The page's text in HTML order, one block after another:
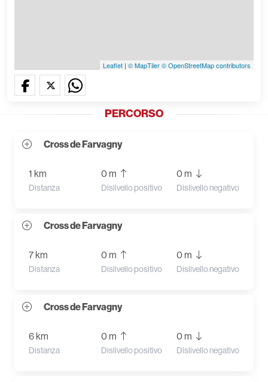
Leaflet | © MapTiler© OpenStreetMap contributors
PERCORSO
Cross de Farvagny
1 km
Distanza
0 m
Dislivello positivo
0 m
Dislivello negativo
Cross de Farvagny
7 km
Distanza
0 m
Dislivello positivo
0 m
Dislivello negativo
Cross de Farvagny
6 km
Distanza
0 m
Dislivello positivo
0 m
Dislivello negativo